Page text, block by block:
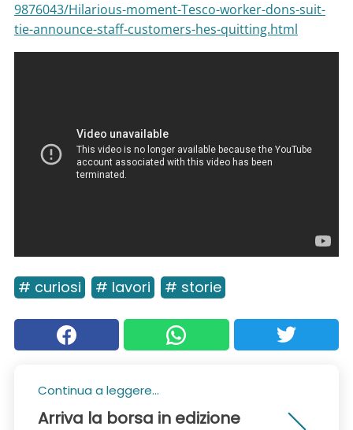
9876043/Hilarious-moment-Tesco-worker-dons-suit-
tie-announce-staff-customers-hes-quitting.html
# curiosi # lavori # storie
Continua a leggere...
Arriva la borsa in edizione